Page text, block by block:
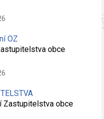
OZ
obce
Zastupitelstva obce